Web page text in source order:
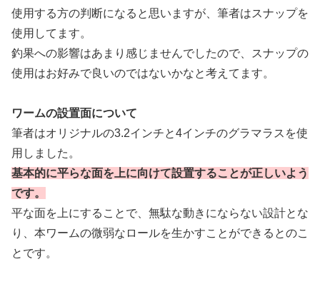
使用する方の判断になると思いますが、筆者はスナップを
使用してます。
釣果への影響はあまり感じませんでしたので、スナップの
使用はお好みで良いのではないかなと考えてます。
ワームの設置面について
筆者はオリジナルの3.2インチと4インチのグラマラスを使
用しました。
基本的に平らな面を上に向けて設置することが正しいよう
です。
平な面を上にすることで、無駄な動きにならない設計とな
り、本ワームの微弱なロールを生かすことができるとのこ
とです。